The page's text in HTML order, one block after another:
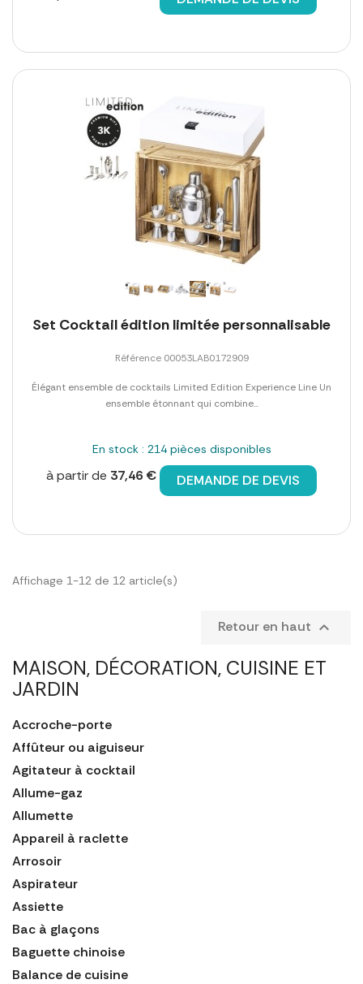
MAISON, DÉCORATION, CUISINE ET
JARDIN
Accroche-porte
Affûteur ou aiguiseur
Agitateur à cocktail
Allume-gaz
Allumette
Appareil à raclette
Arrosoir
Aspirateur
Assiette
Bac à glaçons
Baguette chinoise
Balance de cuisine
Set Cocktail édition limitée personnalisable
Référence 00053LAB0172909
Élégant ensemble de cocktails Limited Edition Experience Line Un
ensemble étonnant qui combine...
En stock : 214 pièces disponibles
à partir de 37,46 € DEMANDE DE DEVIS
Affichage 1-12 de 12 article(s)
Retour en haut 